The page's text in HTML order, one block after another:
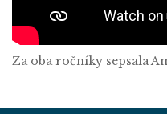
Za oba ročníky sepsala